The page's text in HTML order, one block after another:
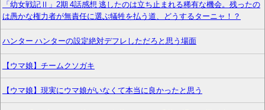
「幼女戦記Ⅱ」2期 4話感想 逃したのは立ち止まれる稀有な機会。残ったの
は愚かな権力者が無責任に選ぶ犠牲を払う道、どうするターニャ！？
ハンター ハンターの設定絶対デフレしただろと思う場面
【ウマ娘】チームクソガキ
【ウマ娘】現実にウマ娘がいなくて本当に良かったと思う